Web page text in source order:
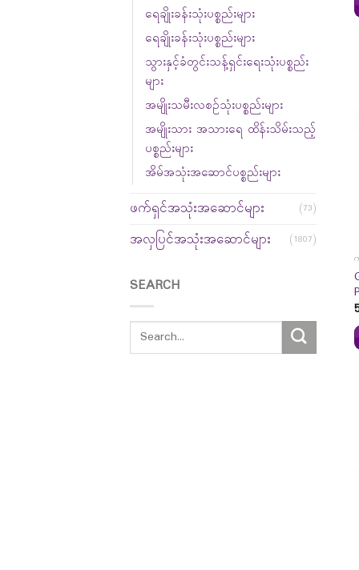
ရေချိုးခန်းသုံးပစ္စည်းများ
ရေချိုးခန်းသုံးပစ္စည်းများ
သွားနှင့်ခံတွင်းသန့်ရှင်းရေးသုံးပစ္စည်း
များ
အမျိုးသမီးလစဉ်သုံးပစ္စည်းများ
အမျိုးသား အသားရေ ထိန်းသိမ်းသည့်
ပစ္စည်းများ
အိမ်အသုံးအဆောင်ပစ္စည်းများ
ဖက်ရှင်အသုံးအဆောင်များ (73)
အလှပြင်အသုံးအဆောင်များ (1807)
SEARCH